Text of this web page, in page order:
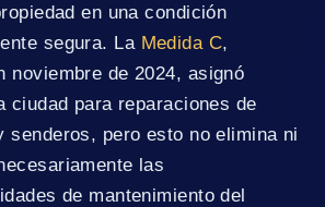
en una condición
segura. La Medida C,
noviembre de 2024, asignó
ciudad para reparaciones de
senderos, pero esto no elimina ni
las
de mantenimiento del